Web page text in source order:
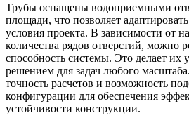
Трубы оснащены водоприемными
площади, что позволяет
условия проекта. В зависимости от
количества рядов отверстий, можно
способность системы. Это делает их
решением для задач любого
точность расчетов и возможность
конфигурации для обеспечения
устойчивости конструкции.